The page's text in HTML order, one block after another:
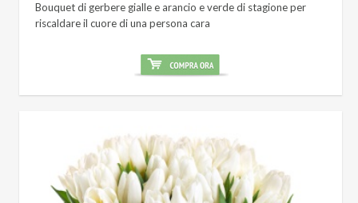
Bouquet di gerbere gialle e arancio e verde di stagione per
riscaldare il cuore di una persona cara